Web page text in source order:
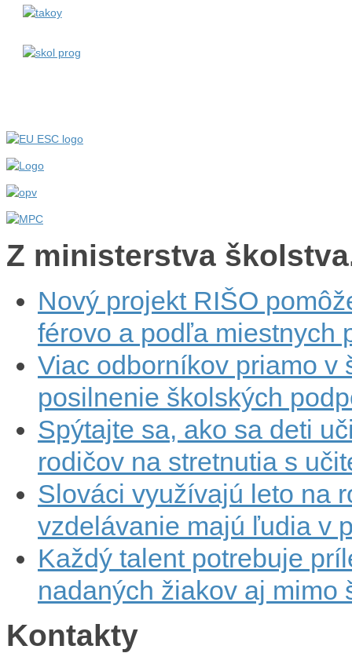
Z ministerstva
Nový projekt RIŠO
férovo a podľa miestnych
Viac odborníkov priamo v
posilnenie školských
Spýtajte sa, ako sa deti
rodičov na stretnutia s
Slováci využívajú leto na
vzdelávanie majú ľudia v
Každý talent potrebuje
nadaných žiakov aj mimo
Kontakty